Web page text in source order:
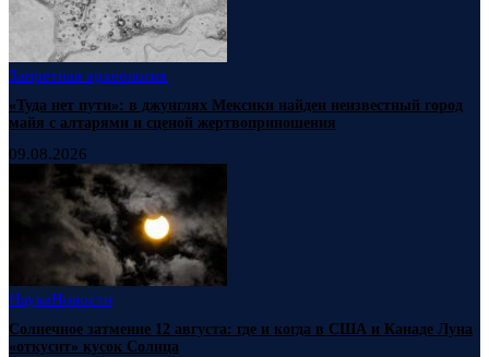
Запретная археология
«Туда нет пути»: в джунглях Мексики найден неизвестный город
майя с алтарями и сценой жертвоприношения
09.08.2026
НаукаНовости
Солнечное затмение 12 августа: где и когда в США и Канаде Луна
«откусит» кусок Солнца